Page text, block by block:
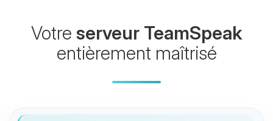
Votre serveur TeamSpeak
entièrement maîtrisé